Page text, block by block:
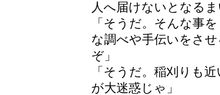
人へ届けないとなる
「そうだ。そんな事
な調べや手伝いをさ
ぞ」
「そうだ。稲刈りも
が大迷惑じゃ」